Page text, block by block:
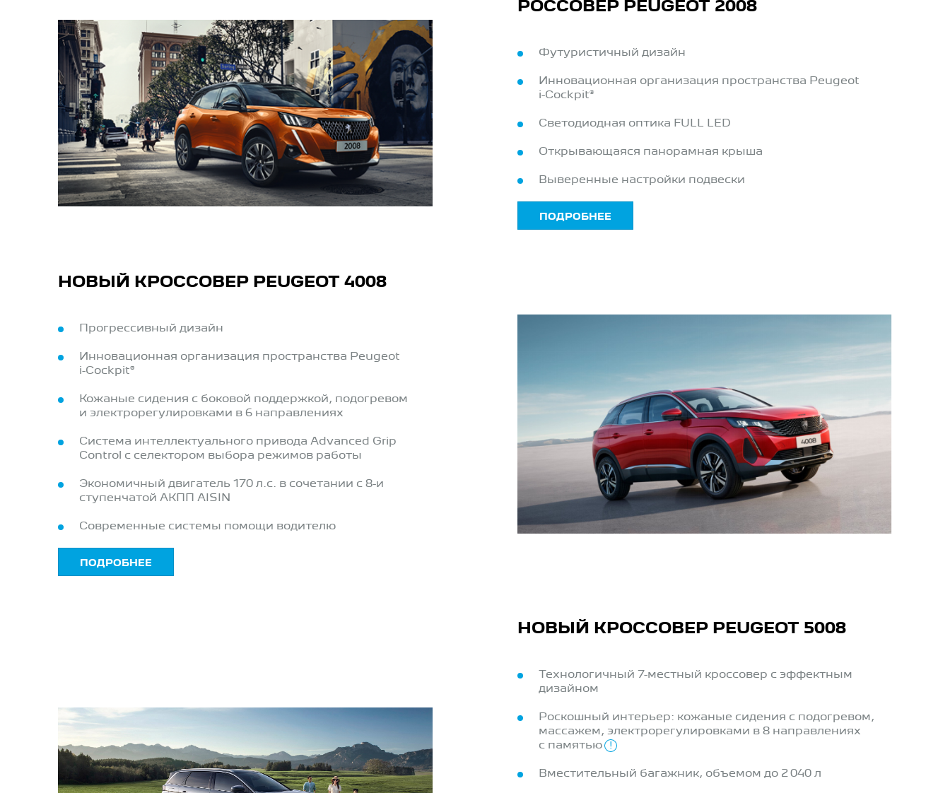
РОССОВЕР PEUGEOT 2008
Футуристичный дизайн
Инновационная организация пространства Peugeot
i-Cockpit®
Светодиодная оптика FULL LED
Открывающаяся панорамная крыша
Выверенные настройки подвески
ПОДРОБНЕЕ
НОВЫЙ КРОССОВЕР PEUGEOT 4008
Прогрессивный дизайн
Инновационная организация пространства Peugeot
i-Cockpit®
Кожаные сидения с боковой поддержкой, подогревом
и электрорегулировками в 6 направлениях
Система интеллектуального привода Advanced Grip
Control c селектором выбора режимов работы
Экономичный двигатель 170 л.с. в сочетании с 8-и
ступенчатой АКПП AISIN
Современные системы помощи водителю
ПОДРОБНЕЕ
НОВЫЙ КРОССОВЕР PEUGEOT 5008
Технологичный 7-местный кроссовер с эффектным
дизайном
Роскошный интерьер: кожаные сидения с подогревом,
массажем, электрорегулировками в 8 направлениях
с памятью !
Вместительный багажник, объемом до 2 040 л